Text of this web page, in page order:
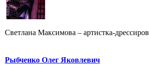
Светлана Максимова – артистка-
Рыбченко Олег Яковлевич